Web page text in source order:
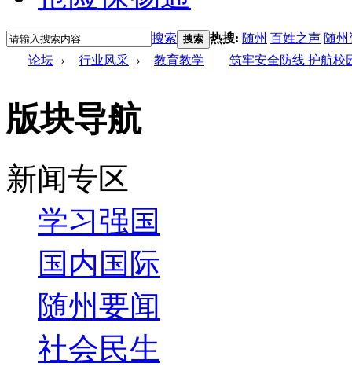
搜索 搜索 热搜: 随州 百姓之声 随
论坛 › 行业风采 › 教育教学 筑牢安全防线 护航
版块导航
新闻专区
学习强国
国内国际
随州要闻
社会民生